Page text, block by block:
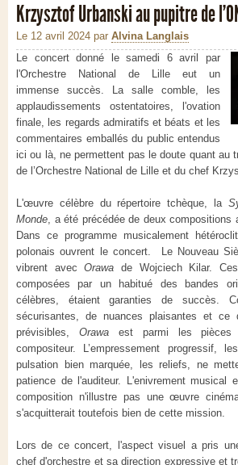
Krzysztof Urbanski au pupitre de
Le 12 avril 2024 par Alvina Langlais
Le concert donné le samedi 6 avril par
l'Orchestre National de Lille eut un
immense succès. La salle comble, les
applaudissements ostentatoires, l'ovation
finale, les regards admiratifs et béats et les
commentaires emballés du public entendus
ici ou là, ne permettent pas le doute quant au
de l’Orchestre National de Lille et du chef
L'œuvre célèbre du répertoire tchèque, la
Monde, a été précédée de deux compositions
Dans ce programme musicalement
polonais ouvrent le concert. Le Nouveau
vibrent avecOrawa de Wojciech Kilar.
composées par un habitué des bandes
célèbres, étaient garanties de succès.
sécurisantes, de nuances plaisantes et ce
prévisibles, Orawaest parmi les pièces
compositeur. L’empressement progressif,
pulsation bien marquée, les reliefs, ne
patience de l'auditeur. L'enivrement musical
composition n'illustre pas une œuvre
s'acquitterait toutefois bien de cette mission.
Lors de ce concert, l'aspect visuel a pris
chef d'orchestre et sa direction expressive et